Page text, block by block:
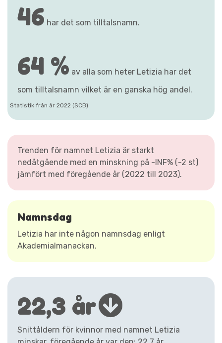
46 har det som tilltalsnamn.
64 % av alla som heter Letizia har det
som tilltalsnamn vilket är en ganska hög andel.
Statistik från år 2022 (SCB)
Trenden för namnet Letizia är starkt
nedåtgående med en minskning på -INF% (-2 st)
jämfört med föregående år (2022 till 2023).
Namnsdag
Letizia har inte någon namnsdag enligt
Akademialmanackan.
22,3 år
Snittåldern för kvinnor med namnet Letizia